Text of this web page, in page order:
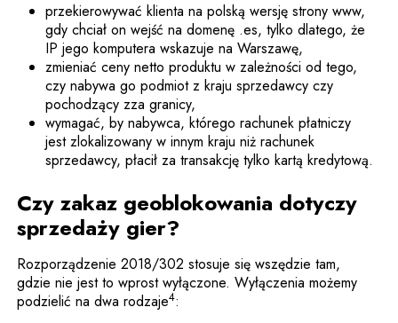
przekierowywać klienta na polską wersję strony www,
gdy chciał on wejść na domenę .es, tylko dlatego, że
IP jego komputera wskazuje na Warszawę,
zmieniać ceny netto produktu w zależności od tego,
czy nabywa go podmiot z kraju sprzedawcy czy
pochodzący zza granicy,
wymagać, by nabywca, którego rachunek płatniczy
jest zlokalizowany w innym kraju niż rachunek
sprzedawcy, płacił za transakcję tylko kartą kredytową.
Czy zakaz geoblokowania dotyczy
sprzedaży gier?
Rozporządzenie 2018/302 stosuje się wszędzie tam,
gdzie nie jest to wprost wyłączone. Wyłączenia możemy
podzielić na dwa rodzaje4: